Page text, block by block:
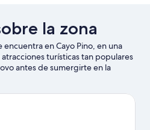
la zona
encuentra en Cayo Pino, en una
turísticas tan populares
antes de sumergirte en la
Fort George y Zona marina
oportunidad de disfrutar del